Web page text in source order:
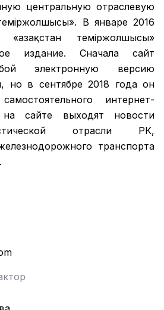
центральную отраслевую
темiржолшысы». В январе 2016
теміржолшысы»
издание. Сначала сайт
электронную версию
но в сентябре 2018 года он
интернет-
на сайте выходят новости
отрасли РК,
транспорта